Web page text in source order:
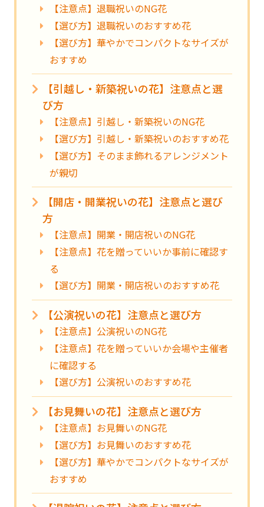
【注意点】退職祝いのNG花
【選び方】退職祝いのおすすめ花
【選び方】華やかでコンパクトなサイズが
おすすめ
【引越し・新築祝いの花】注意点と選
び方
【注意点】引越し・新築祝いのNG花
【選び方】引越し・新築祝いのおすすめ花
【選び方】そのまま飾れるアレンジメント
が親切
【開店・開業祝いの花】注意点と選び
方
【注意点】開業・開店祝いのNG花
【注意点】花を贈っていいか事前に確認す
る
【選び方】開業・開店祝いのおすすめ花
【公演祝いの花】注意点と選び方
【注意点】公演祝いのNG花
【注意点】花を贈っていいか会場や主催者
に確認する
【選び方】公演祝いのおすすめ花
【お見舞いの花】注意点と選び方
【注意点】お見舞いのNG花
【選び方】お見舞いのおすすめ花
【選び方】華やかでコンパクトなサイズが
おすすめ